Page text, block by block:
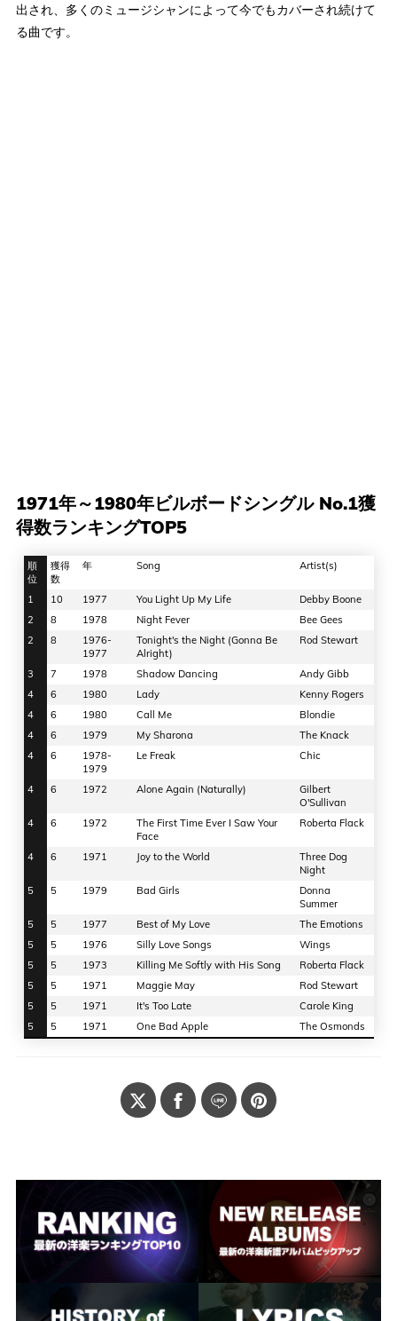
出され、多くのミュージシャンによって今でもカバーされ続けて
る曲です。
1971年～1980年ビルボードシングル No.1獲
得数ランキングTOP5
順
位
獲得
数
年 Song Artist(s)
1 10 1977 You Light Up My Life
Debby Boone
2
8 1978 Night Fever
Bee Gees
2
8
1976-
1977
Tonight's the Night (Gonna Be
Alright)
Rod Stewart
3 7 1978 Shadow Dancing
Andy Gibb
4
6 1980 Lady
Kenny Rogers
4
6 1980 Call Me
Blondie
4
6 1979 My Sharona
The Knack
4
6
1978-
1979
Le Freak Chic
4 6 1972 Alone Again (Naturally)
Gilbert
O'Sullivan
4
6 1972
The First Time Ever I Saw Your
Face
Roberta Flack
4 6 1971 Joy to the World
Three Dog
Night
5
5 1979 Bad Girls
Donna
Summer
5
5 1977 Best of My Love
The Emotions
5
5 1976 Silly Love Songs
Wings
5
5 1973 Killing Me Softly with His Song
Roberta Flack
5
5 1971 Maggie May
Rod Stewart
5
5 1971 It's Too Late
Carole King
5
5 1971 One Bad Apple The Osmonds